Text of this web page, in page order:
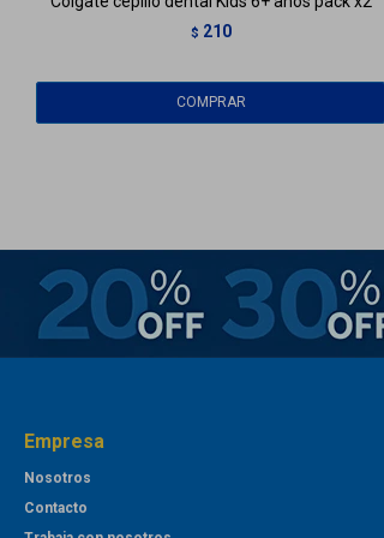
$ 210
Empresa
Nosotros
Contacto